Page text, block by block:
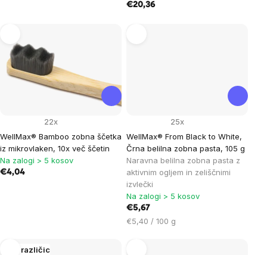
€20,36
WellMax® Bamboo zobna ščetka
iz mikrovlaken, 10x več ščetin
22x
Na zalogi > 5 kosov
€4,04
WellMax® From Black to White,
Črna belilna zobna pasta, 105 g
Naravna belilna zobna pasta z
aktivnim ogljem in zeliščnimi
izvlečki
25x
Na zalogi > 5 kosov
€5,67
Cena
€5,40 / 100 g
Več različic